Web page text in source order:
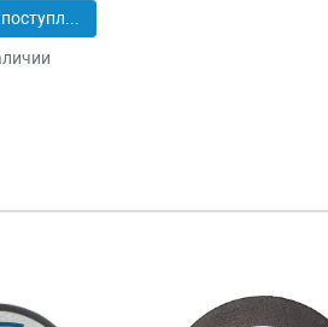
Сообщить о поступлении